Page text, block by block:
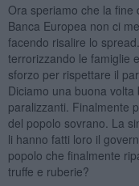
Ora speriamo che la fine
Banca Europea non ci
facendo risalire lo
terrorizzando le famiglie
sforzo per rispettare il
Diciamo una buona
paralizzanti. Finalmente
del popolo sovrano. La
li hanno fatti loro il
popolo che finalmente
truffe e ruberie?